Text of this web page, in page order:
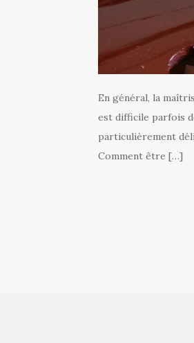
En général, la
est difficile parfois
particulièrement
Comment être […]